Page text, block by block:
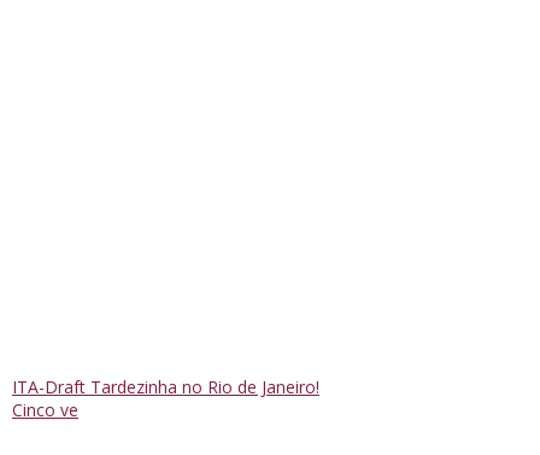
ITA-Draft Tardezinha no Rio de Janeiro!
Cinco ve